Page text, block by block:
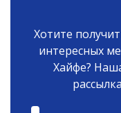
Хотите
интересных
Хайфе?